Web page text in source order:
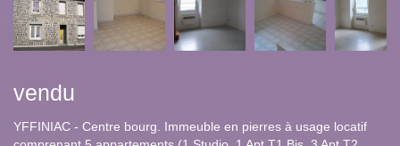
vendu
YFFINIAC - Centre bourg. Immeuble en pierres à usage locatif